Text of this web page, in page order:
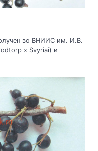
во ВНИИС им. И.В.
x Svyriai) и